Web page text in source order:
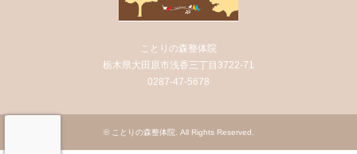
ことりの森整体院
栃木県大田原市浅香三丁目3722-71
0287-47-5678
© ことりの森整体院. All Rights Reserved.